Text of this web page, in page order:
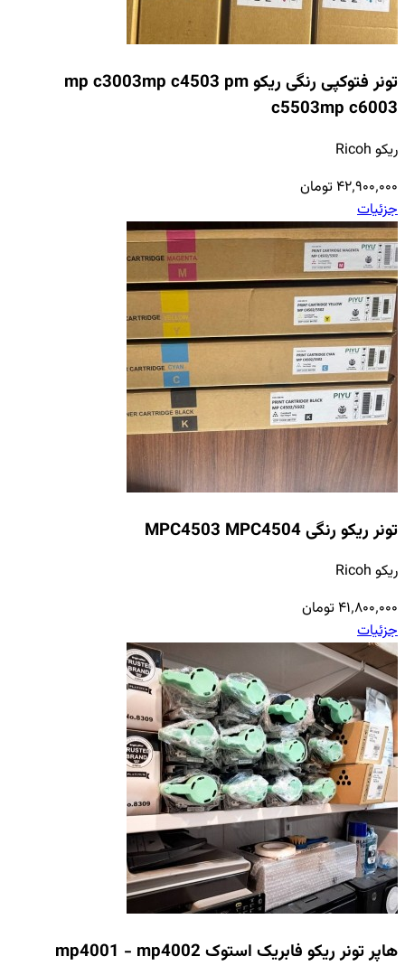
تونر فتوکپی رنگی ریکو mp c3003mp c4503 pm
c5503mp c6003
ریکو Ricoh
۴۲٬۹۰۰٬۰۰۰ تومان
جزئیات
تونر ریکو رنگی MPC4503 MPC4504
ریکو Ricoh
۴۱٬۸۰۰٬۰۰۰ تومان
جزئیات
هاپر تونر ریکو فابریک استوک mp4001 - mp4002